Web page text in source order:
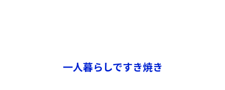
一人暮らしですき焼き